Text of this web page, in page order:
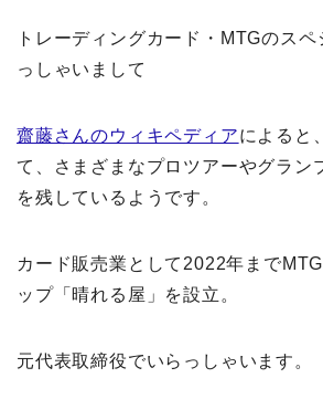
トレーディングカード・MTGのス
っしゃいまして
齋藤さんのウィキペディアによると
て、さまざまなプロツアーやグラン
を残しているようです。
カード販売業として2022年まで
ップ「晴れる屋」を設立。
元代表取締役でいらっしゃいます。